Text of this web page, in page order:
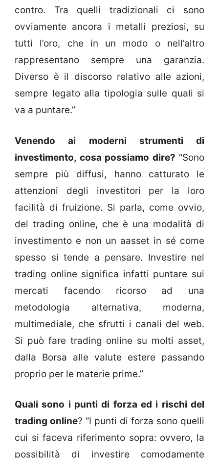
contro. Tra quelli tradizionali ci sono
ovviamente ancora i metalli preziosi, su
tutti l’oro, che in un modo o nell’altro
rappresentano sempre una garanzia.
Diverso è il discorso relativo alle azioni,
sempre legato alla tipologia sulle quali si
va a puntare.”
Venendo ai moderni strumenti di
investimento, cosa possiamo dire? “Sono
sempre più diffusi, hanno catturato le
attenzioni degli investitori per la loro
facilità di fruizione. Si parla, come ovvio,
del trading online, che è una modalità di
investimento e non un aasset in sé come
spesso si tende a pensare. Investire nel
trading online significa infatti puntare sui
mercati facendo ricorso ad una
metodologia alternativa, moderna,
multimediale, che sfrutti i canali del web.
Si può fare trading online su molti asset,
dalla Borsa alle valute estere passando
proprio per le materie prime.”
Quali sono i punti di forza ed i rischi del
trading online? “I punti di forza sono quelli
cui si faceva riferimento sopra: ovvero, la
possibilità di investire comodamente